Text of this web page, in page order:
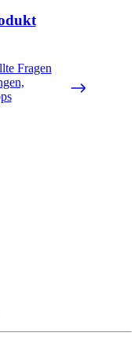
Fragen
verwaltet und
Sternebewertungen